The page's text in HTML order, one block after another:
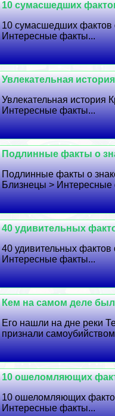
10 cyмacшедших
10 cyмacшедших фактов
Интересные факты...
Увлекательная
Увлекательная история
Интересные факты...
Подлинные факты о
Подлинные факты о
Близнецы > Интересные
40 удивительных
40 удивительных
Интересные факты...
Кем на самом деле
Его нашли на дне реки
признали
10 ошеломляющих
10 ошеломляющих
Интересные факты...